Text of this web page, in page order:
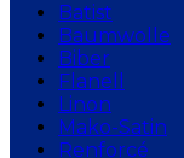
Batist
Baumwolle
Biber
Flanell
Linon
Mako-Satin
Renforcé